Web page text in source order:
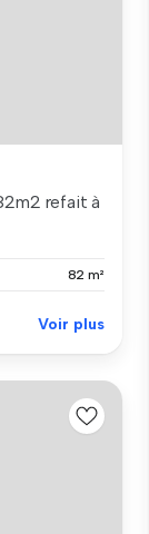
refait à
82 m²
Voir plus